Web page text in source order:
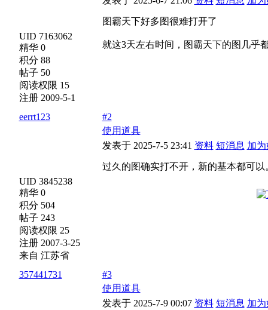
UID 7163062
精华 0
积分 88
帖子 50
阅读权限 15
注册 2009-5-1
图霸天下好多图很难打开了
就这3天左右时间，图霸天下的图几乎
eerrt123
UID 3845238
精华 0
积分 504
帖子 243
阅读权限 25
注册 2007-3-25
来自 江苏省
#2
使用道具
发表于 2025-7-5 23:41 资料 短消息 加
过久的图确实打不开，新的基本都可以
357441731
#3
使用道具
发表于 2025-7-9 00:07 资料 短消息 加